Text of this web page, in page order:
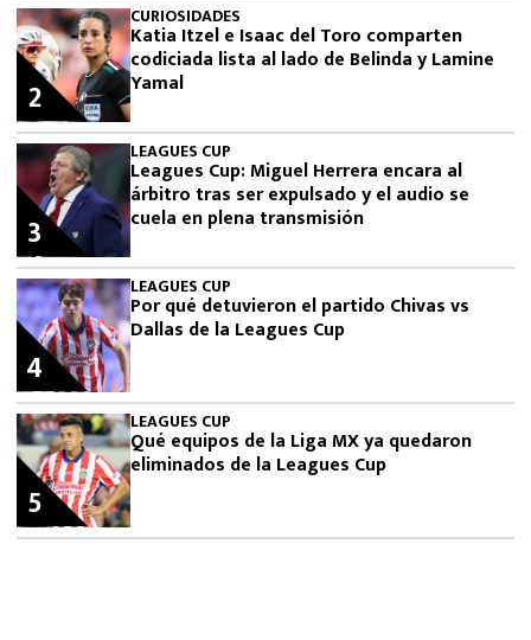
CURIOSIDADES
Katia Itzel e Isaac del Toro comparten
codiciada lista al lado de Belinda y Lamine
Yamal
2
LEAGUES CUP
Leagues Cup: Miguel Herrera encara al
árbitro tras ser expulsado y el audio se
cuela en plena transmisión
3
LEAGUES CUP
Por qué detuvieron el partido Chivas vs
Dallas de la Leagues Cup
4
LEAGUES CUP
Qué equipos de la Liga MX ya quedaron
eliminados de la Leagues Cup
5